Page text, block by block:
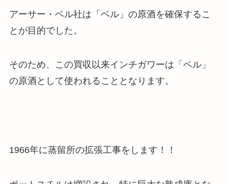
アーサー・ベル社は「ベル」の原酒を確保するこ
とが目的でした。
そのため、この買収以来インチガワーは「ベル」
の原酒として使われることとなります。
1966年に蒸留所の拡張工事をします！！